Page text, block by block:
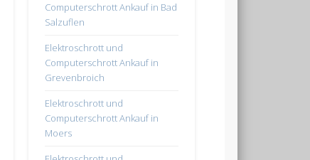
Computerschrott Ankauf in Bad
Salzuflen
Elektroschrott und
Computerschrott Ankauf in
Grevenbroich
Elektroschrott und
Computerschrott Ankauf in
Moers